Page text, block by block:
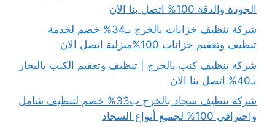
الجودة والدقة 100% اتصل بنا الان
شركة تنظيف خزانات بالخرج بـ34% خصم لخدمة
تنظيف وتعقيم خزانات 100%منزلية اتصل الان
شركة تنظيف كنب بالخرج | تنظيف وتعقيم الكنب بالبخار
بـ40% اتصل بنا الان
شركة تنظيف سجاد بالخرج ب33% خصم لتنظيف شامل
واحترافي 100% لجميع أنواع السجاد